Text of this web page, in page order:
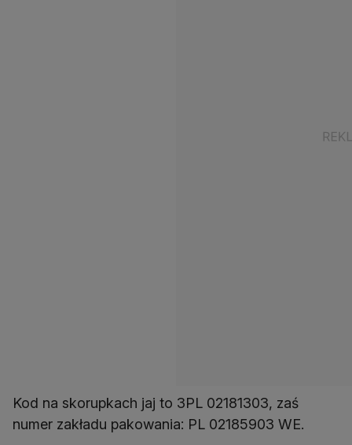
Kod na skorupkach jaj to 3PL 02181303, zaś
numer zakładu pakowania: PL 02185903 WE.